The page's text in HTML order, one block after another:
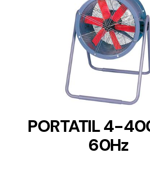
DETAILS
PORTATIL 4-
60Hz